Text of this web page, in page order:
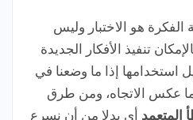
هو الاختبار وليس
تنفيذ الأفكار الجديدة
استخدامها إذا ما وضعنا في
عكس الاتجاه، ومن طرق
المتعمد أي بدلا من أن نسرع